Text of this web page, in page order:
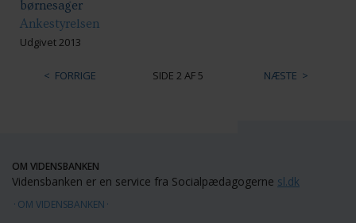
børnesager
Ankestyrelsen
Udgivet 2013
FORRIGE SIDE 2 AF 5 NÆSTE
OM VIDENSBANKEN
Vidensbanken er en service fra Socialpædagogerne sl.dk
OM VIDENSBANKEN